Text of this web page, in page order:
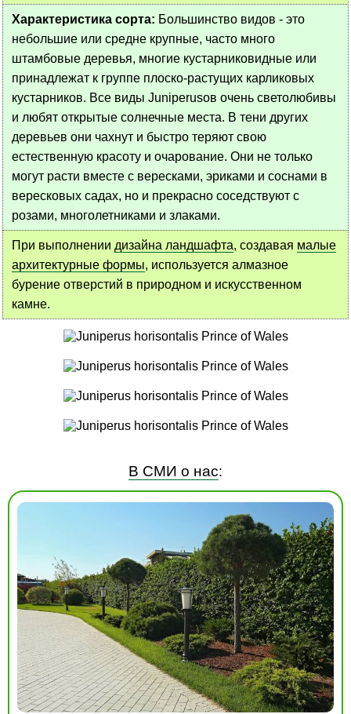
Характеристика сорта: Большинство видов - это
небольшие или средне крупные, часто много
штамбовые деревья, многие кустарниковидные или
принадлежат к группе плоско-растущих карликовых
кустарников. Все виды Juniperusов очень светолюбивы
и любят открытые солнечные места. В тени других
деревьев они чахнут и быстро теряют свою
естественную красоту и очарование. Они не только
могут расти вместе с вересками, эриками и соснами в
вересковых садах, но и прекрасно соседствуют с
розами, многолетниками и злаками.
При выполнении дизайна ландшафта, создавая малые
архитектурные формы, используется алмазное
бурение отверстий в природном и искусственном
камне.
В СМИ о нас: